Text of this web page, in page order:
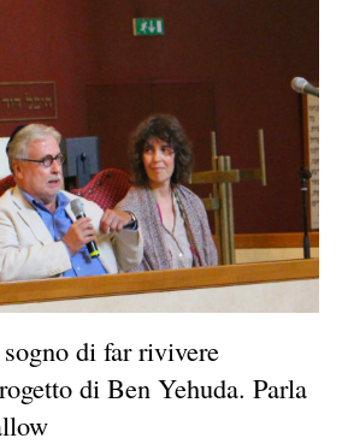
di far rivivere
di Ben Yehuda. Parla